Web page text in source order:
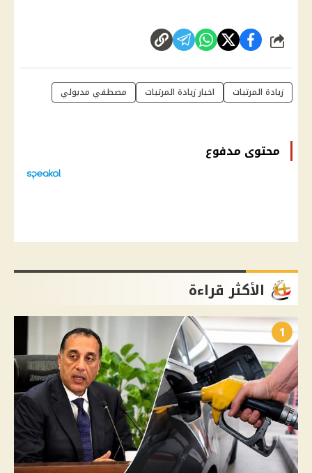
شارك
زيادة المرتبات اخبار زيادة المرتبات مصطفي مدبولي
محتوى مدفوع
الأكثر قراءة
1